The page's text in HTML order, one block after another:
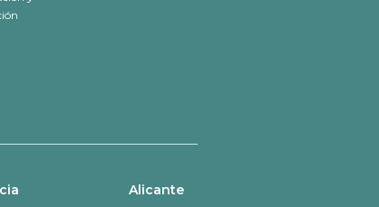
Alicante